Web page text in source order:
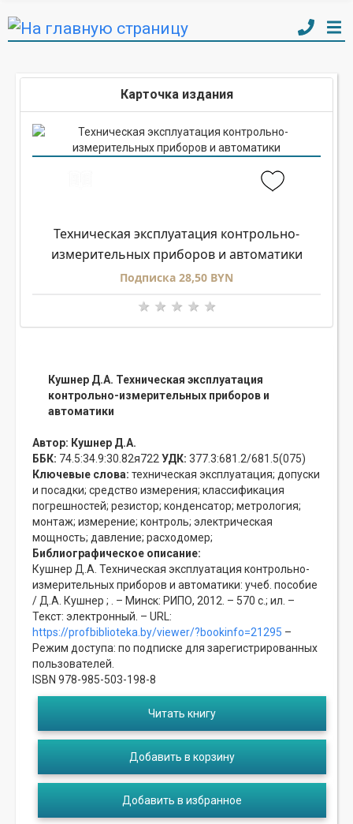
Карточка издания
Техническая эксплуатация контрольно-
измерительных приборов и автоматики
Подписка 28,50 BYN
Кушнер Д.А. Техническая эксплуатация
контрольно-измерительных приборов и
автоматики
Автор: Кушнер Д.А.
ББК: 74.5:34.9:30.82я722УДК: 377.3:681.2/681.5(075)
Ключевые слова: техническая эксплуатация; допуски
и посадки; средство измерения; классификация
погрешностей; резистор; конденсатор; метрология;
монтаж; измерение; контроль; электрическая
мощность; давление; расходомер;
Библиографическое описание:
Кушнер Д.А. Техническая эксплуатация контрольно-
измерительных приборов и автоматики: учеб. пособие
/ Д.А. Кушнер ; . – Минск: РИПО, 2012. – 570 с.; ил. –
Текст: электронный. – URL:
https://profbiblioteka.by/viewer/?bookinfo=21295 –
Режим доступа: по подписке для зарегистрированных
пользователей.
ISBN 978-985-503-198-8
Читать книгу
Добавить в корзину
Добавить в избранное